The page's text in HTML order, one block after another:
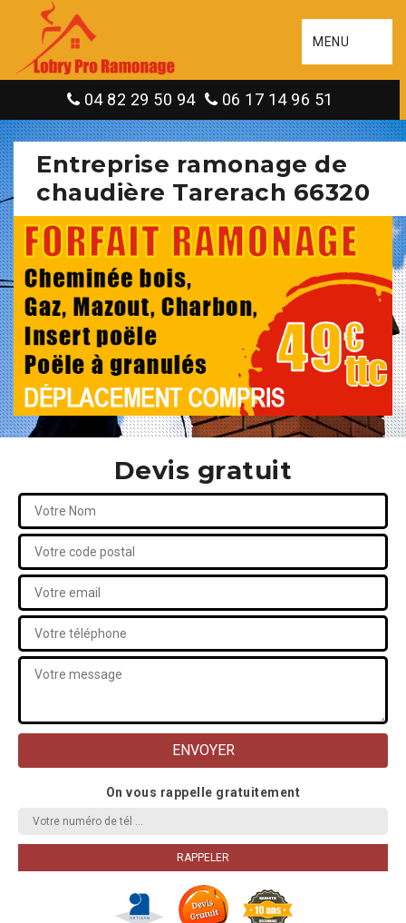
MENU
04 82 29 50 94 06 17 14 96 51
Entreprise ramonage de
chaudière Tarerach 66320
Devis gratuit
On vous rappelle gratuitement